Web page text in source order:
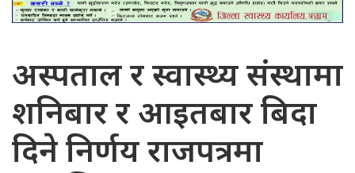
अस्पताल र स्वास्थ्य संस्थामा
शनिबार र आइतबार बिदा
दिने निर्णय राजपत्रमा